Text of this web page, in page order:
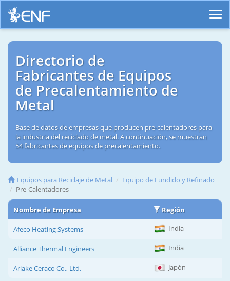
Directorio de
Fabricantes de Equipos
de Precalentamiento de
Metal
Base de datos de empresas que producen pre-calentadores para
la industria del reciclado de metal. A continuación, se muestran
54 fabricantes de equipos de precalentamiento.
Equipos para Reciclaje de Metal
Equipo de Fundido y Refinado
Pre-Calentadores
Nombre de Empresa Región
Afeco Heating Systems India
Alliance Thermal Engineers India
Ariake Ceraco Co., Ltd. Japón